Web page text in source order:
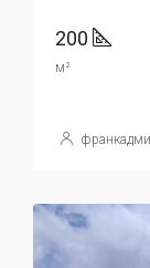
200
м²